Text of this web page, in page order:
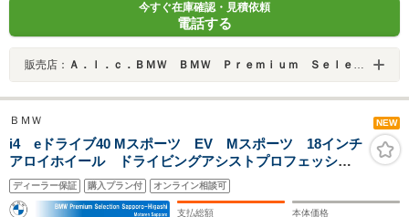
今すぐ在庫確認・見積依頼
電話する
販売店： Ａ．ｌ．ｃ．ＢＭＷ ＢＭＷ Ｐｒｅｍｉｕｍ Ｓｅｌｅｃｔｉｏｎ 杉並 ／（株）ＡＬＣ Ｍｏｔｏｒｅｎ Ｔｏｋｙｏ
ＢＭＷ NEW
i4 eドライブ40 Mスポーツ EV Mスポーツ 18インチ
アロイホイール ドライビングアシストプロフェッショ
ナル BMWライブコクピット 弊社デモカー 2年保証
ディーラー保証 購入プラン付 オンライン相談可
支払総額 本体価格